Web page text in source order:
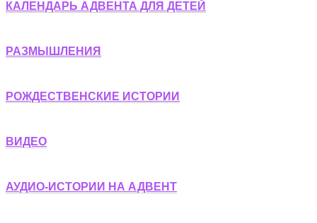
КАЛЕНДАРЬ АДВЕНТА ДЛЯ ДЕТЕЙ
РАЗМЫШЛЕНИЯ
РОЖДЕСТВЕНСКИЕ ИСТОРИИ
ВИДЕО
АУДИО-ИСТОРИИ НА АДВЕНТ